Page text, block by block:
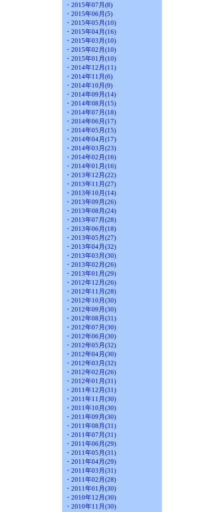
・2015年07月(8)
・2015年06月(5)
・2015年05月(10)
・2015年04月(16)
・2015年03月(10)
・2015年02月(10)
・2015年01月(10)
・2014年12月(11)
・2014年11月(6)
・2014年10月(9)
・2014年09月(14)
・2014年08月(15)
・2014年07月(18)
・2014年06月(17)
・2014年05月(15)
・2014年04月(17)
・2014年03月(23)
・2014年02月(16)
・2014年01月(16)
・2013年12月(22)
・2013年11月(27)
・2013年10月(14)
・2013年09月(26)
・2013年08月(24)
・2013年07月(28)
・2013年06月(18)
・2013年05月(27)
・2013年04月(32)
・2013年03月(30)
・2013年02月(26)
・2013年01月(29)
・2012年12月(26)
・2012年11月(28)
・2012年10月(30)
・2012年09月(30)
・2012年08月(31)
・2012年07月(30)
・2012年06月(30)
・2012年05月(32)
・2012年04月(30)
・2012年03月(32)
・2012年02月(26)
・2012年01月(31)
・2011年12月(31)
・2011年11月(30)
・2011年10月(30)
・2011年09月(30)
・2011年08月(31)
・2011年07月(31)
・2011年06月(29)
・2011年05月(31)
・2011年04月(29)
・2011年03月(31)
・2011年02月(28)
・2011年01月(30)
・2010年12月(30)
・2010年11月(30)